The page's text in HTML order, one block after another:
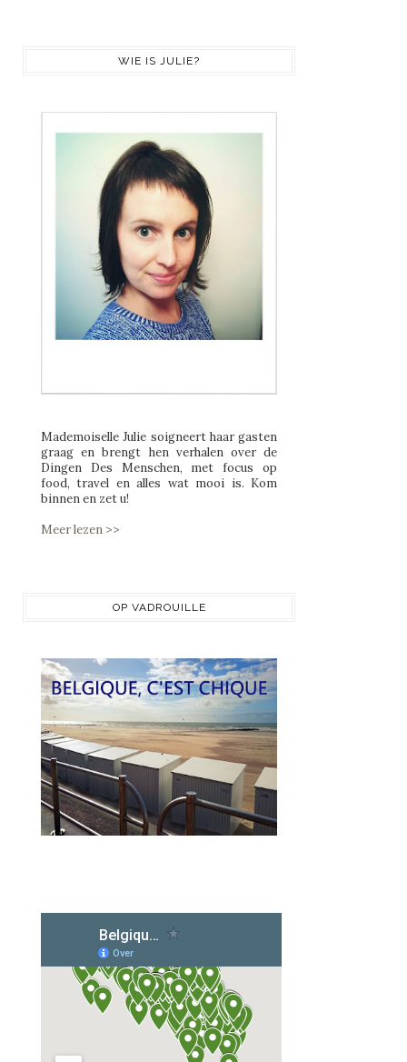
WIE IS JULIE?
Mademoiselle Julie soigneert haar gasten
graag en brengt hen verhalen over de
Dingen Des Menschen, met focus op
food, travel en alles wat mooi is. Kom
binnen en zet u!
Meer lezen >>
OP VADROUILLE